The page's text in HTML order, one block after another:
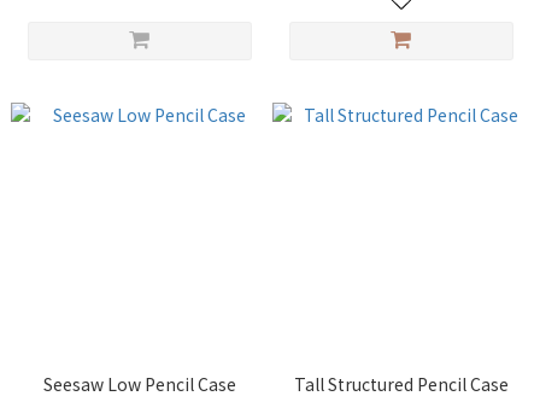
Seesaw Low Pencil Case Tall Structured Pencil Case